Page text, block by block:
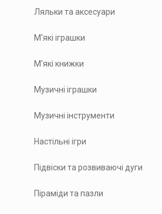
Ляльки та аксесуари
М'які іграшки
М'які книжки
Музичні іграшки
Музичні інструменти
Настільні ігри
Підвіски та розвиваючі дуги
Піраміди та пазли